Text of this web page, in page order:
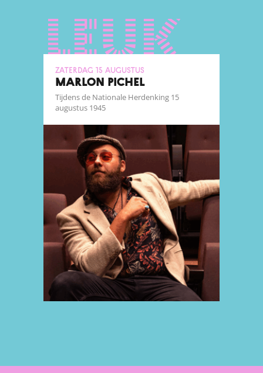
leuk
zaterdag 15 augustus
MARLON PICHEL
Tijdens de Nationale Herdenking 15
augustus 1945